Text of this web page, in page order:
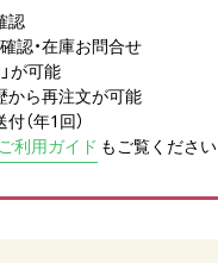
認
認・在庫お問合せ
が可能
から再注文が可能
（年1回）
利用ガイド もご覧ください